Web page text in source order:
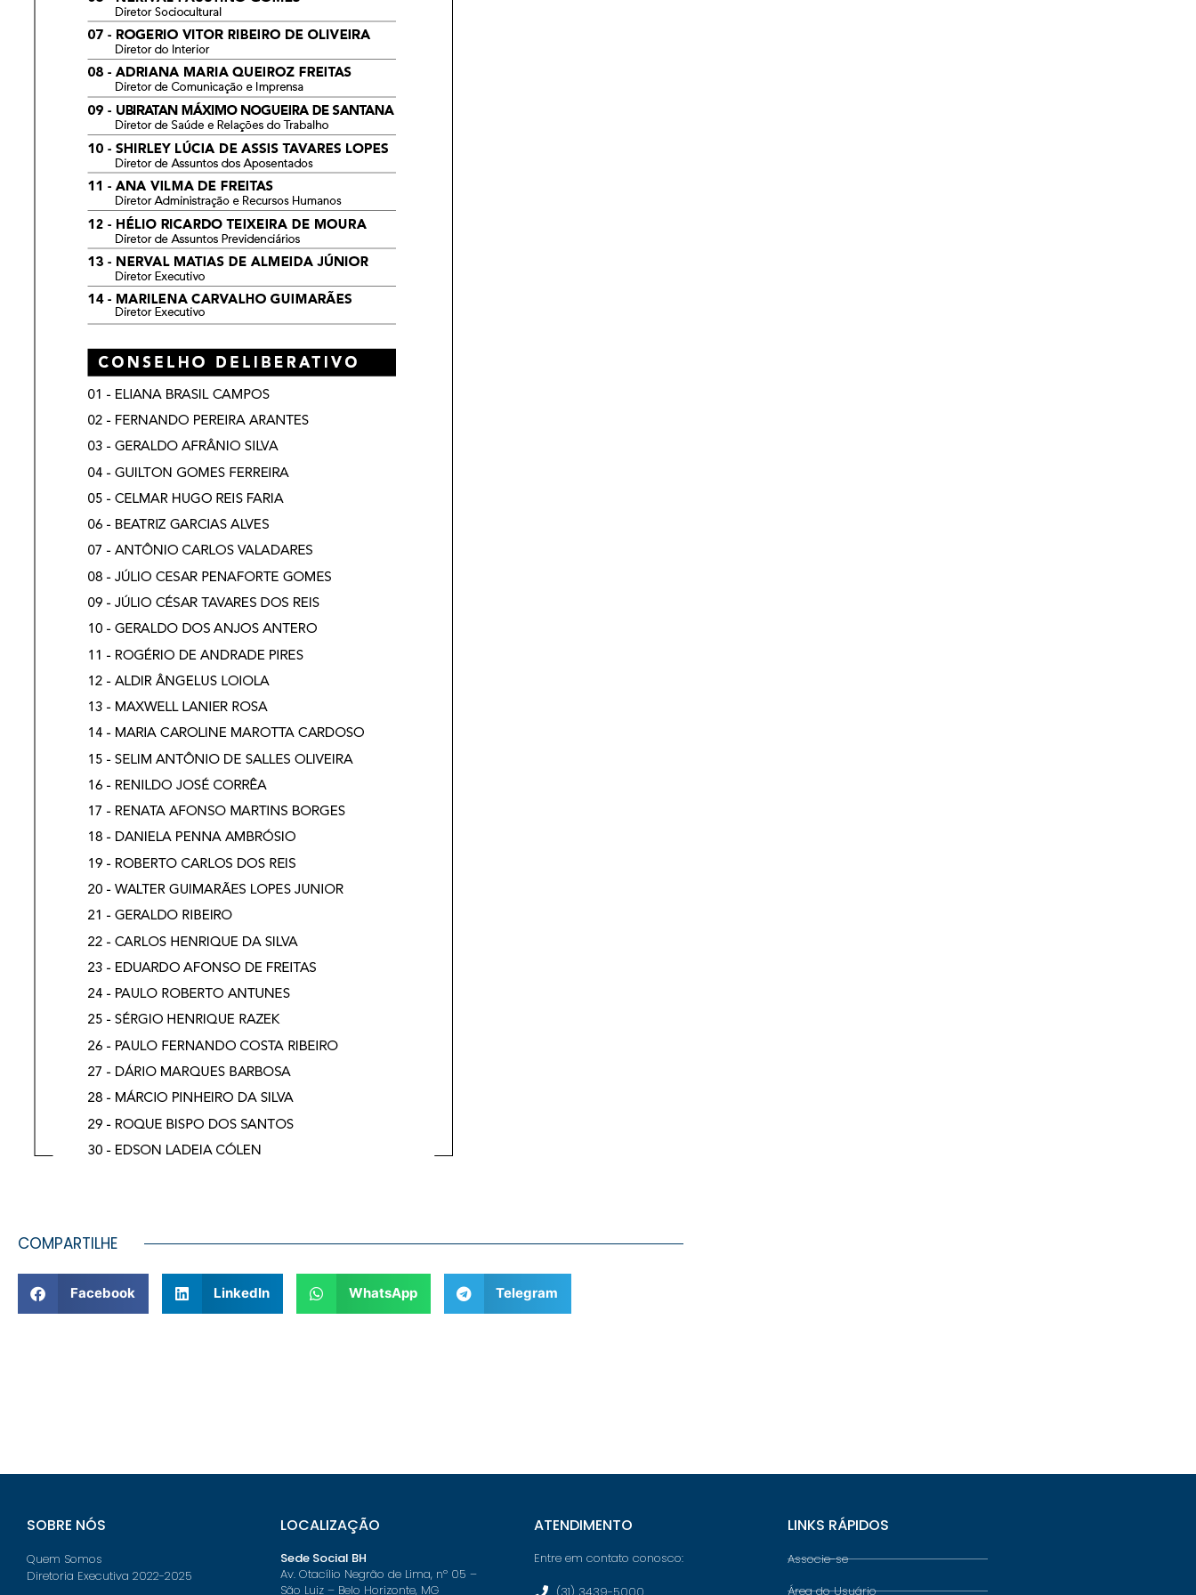
COMPARTILHE
Facebook LinkedIn WhatsApp Telegram
SOBRE NÓS
Quem Somos
Diretoria Executiva 2022-2025
LOCALIZAÇÃO
Sede Social BH
Av. Otacílio Negrão de Lima, nº 05 –
São Luiz – Belo Horizonte, MG
ATENDIMENTO
Entre em contato conosco:
LINKS RÁPIDOS
Associe-se
Área do Usuário